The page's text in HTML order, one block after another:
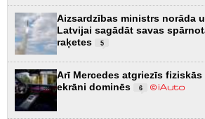
Aizsardzības ministrs norāda
Latvijai sagādāt savas
raķetes
5
Arī Mercedes atgriezīs
ekrāni dominēs
6